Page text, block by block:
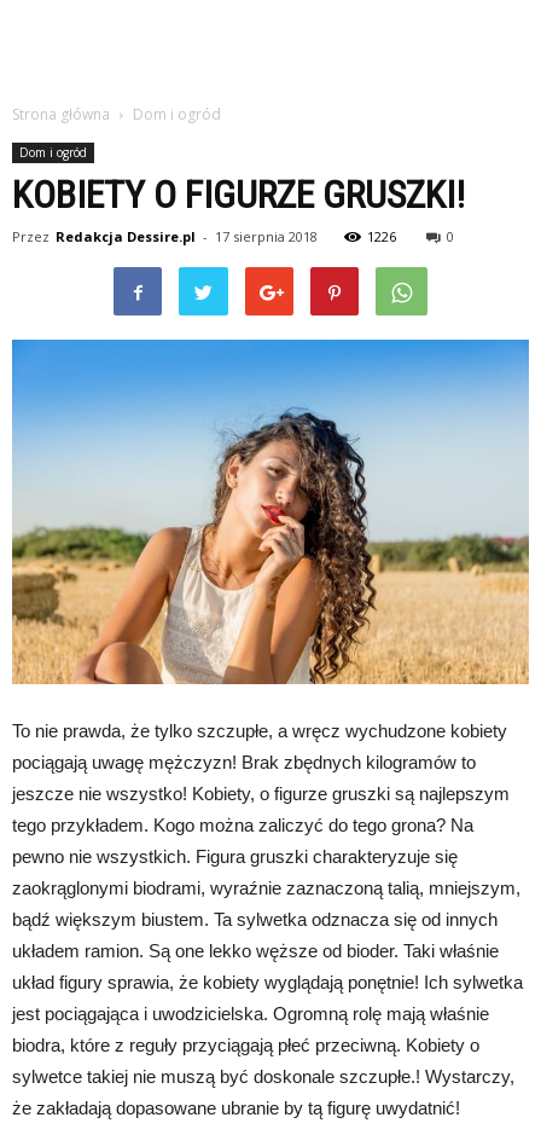
Strona główna Dom i ogród
Dom i ogród
KOBIETY O FIGURZE GRUSZKI!
Przez Redakcja Dessire.pl - 17 sierpnia 2018 1226 0
To nie prawda, że tylko szczupłe, a wręcz wychudzone kobiety
pociągają uwagę mężczyzn! Brak zbędnych kilogramów to
jeszcze nie wszystko! Kobiety, o figurze gruszki są najlepszym
tego przykładem. Kogo można zaliczyć do tego grona? Na
pewno nie wszystkich. Figura gruszki charakteryzuje się
zaokrąglonymi biodrami, wyraźnie zaznaczoną talią, mniejszym,
bądź większym biustem. Ta sylwetka odznacza się od innych
układem ramion. Są one lekko węższe od bioder. Taki właśnie
układ figury sprawia, że kobiety wyglądają ponętnie! Ich sylwetka
jest pociągająca i uwodzicielska. Ogromną rolę mają właśnie
biodra, które z reguły przyciągają płeć przeciwną. Kobiety o
sylwetce takiej nie muszą być doskonale szczupłe.! Wystarczy,
że zakładają dopasowane ubranie by tą figurę uwydatnić!